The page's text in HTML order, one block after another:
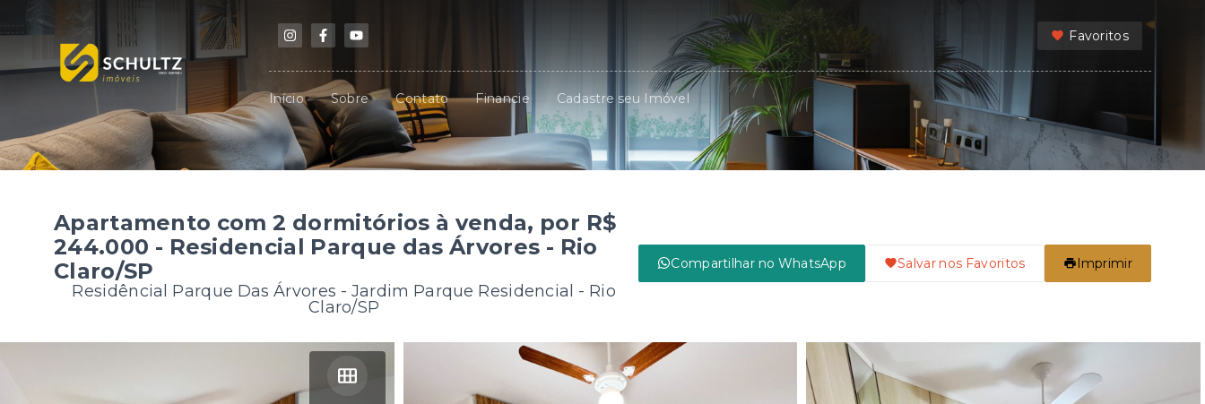
Favoritos
Início Sobre Contato Financie Cadastre seu Imóvel
Apartamento com 2 dormitórios à venda, por R$
244.000 - Residencial Parque das Árvores - Rio
Claro/SP
Residêncial Parque Das Árvores - Jardim Parque Residencial - Rio
Claro/SP
Compartilhar no WhatsApp Salvar nos Favoritos Imprimir